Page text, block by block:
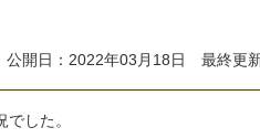
公開日：2022年03月18日 最終更
した。